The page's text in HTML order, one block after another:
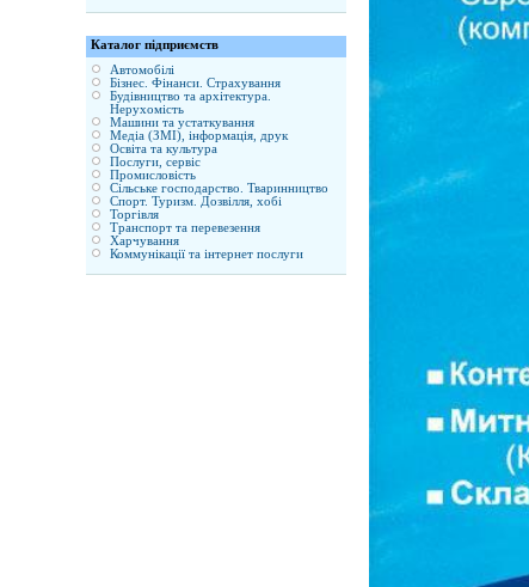
Каталог підприємств
Автомобілі
Бізнес. Фінанси. Страхування
Будівництво та архітектура.
Нерухомість
Машини та устаткування
Медіа (ЗМІ), інформація, друк
Освіта та культура
Послуги, сервіс
Промисловість
Сільське господарство. Тваринництво
Спорт. Туризм. Дозвілля, хобі
Торгівля
Транспорт та перевезення
Харчування
Коммунікації та інтернет послуги